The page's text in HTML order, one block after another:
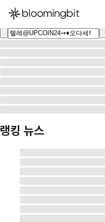
한국어
English
日本語
랭킹 뉴스